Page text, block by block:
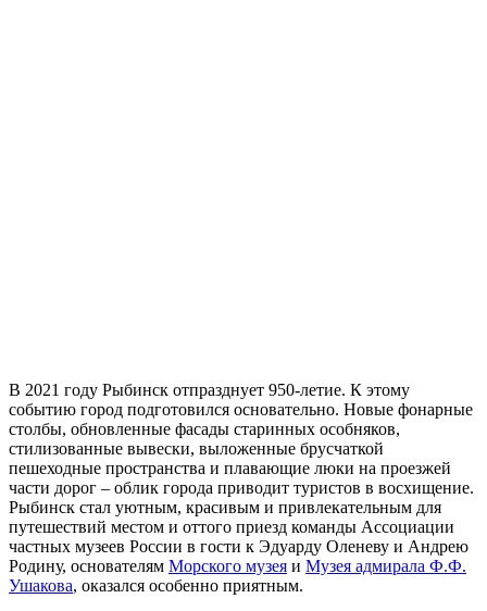
В 2021 году Рыбинск отпразднует 950-летие. К этому
событию город подготовился основательно. Новые фонарные
столбы, обновленные фасады старинных особняков,
стилизованные вывески, выложенные брусчаткой
пешеходные пространства и плавающие люки на проезжей
части дорог – облик города приводит туристов в восхищение.
Рыбинск стал уютным, красивым и привлекательным для
путешествий местом и оттого приезд команды Ассоциации
частных музеев России в гости к Эдуарду Оленеву и Андрею
Родину, основателям Морского музея и Музея адмирала Ф.Ф.
Ушакова, оказался особенно приятным.